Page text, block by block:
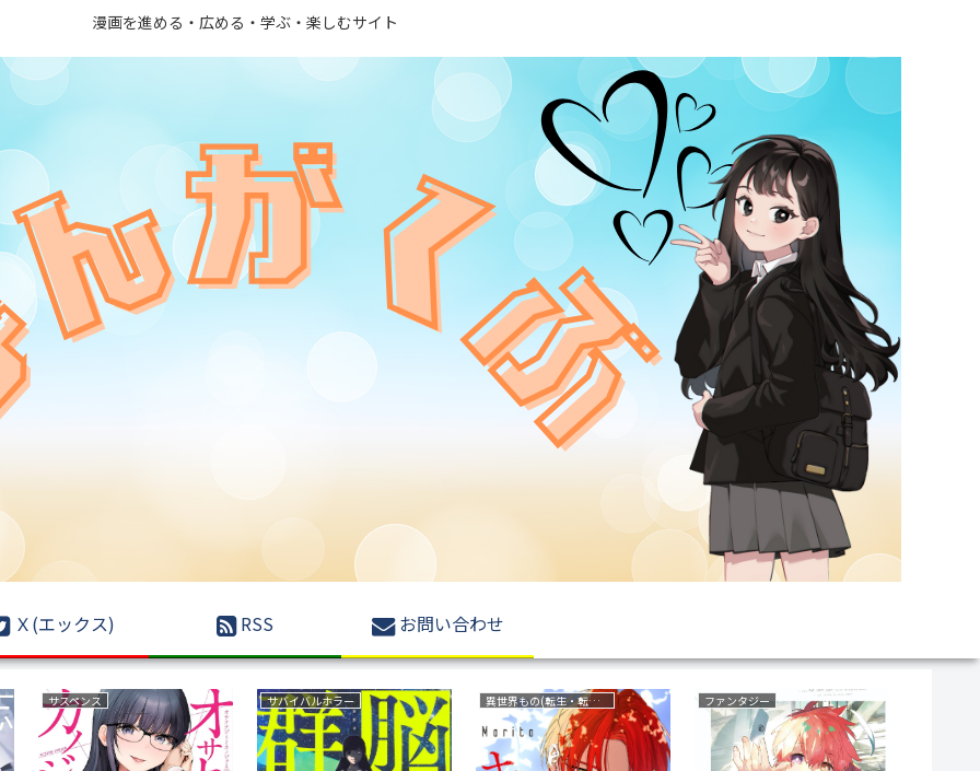
漫画を進める・広める・学ぶ・楽しむサイト
Ｘ(エックス) RSS お問い合わせ
サスペンス サバイバルホラー 異世界もの(転生・転移・成り上がり・異世界ファンタジー) ファンタジー